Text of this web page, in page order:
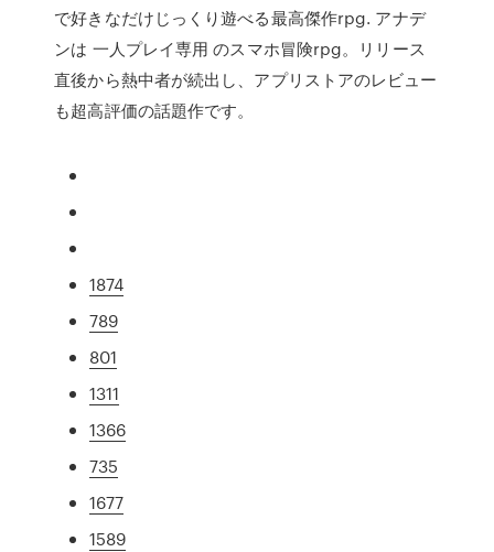
で好きなだけじっくり遊べる最高傑作rpg. アナデ
ンは 一人プレイ専用 のスマホ冒険rpg。リリース
直後から熱中者が続出し、アプリストアのレビュー
も超高評価の話題作です。
1874
789
801
1311
1366
735
1677
1589